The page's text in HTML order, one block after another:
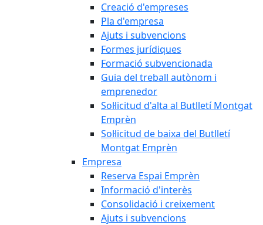
Creació d'empreses
Pla d'empresa
Ajuts i subvencions
Formes jurídiques
Formació subvencionada
Guia del treball autònom i
emprenedor
Sol·licitud d'alta al Butlletí Montgat
Emprèn
Sol·licitud de baixa del Butlletí
Montgat Emprèn
Empresa
Reserva Espai Emprèn
Informació d'interès
Consolidació i creixement
Ajuts i subvencions